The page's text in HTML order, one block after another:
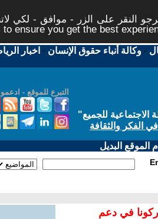
النقر على الزر - موافق - لكي
ensure you get the best
-وكالة أنباء حقوق الإنسان - اخبار
التبرع للموقع -
للجميع"
الفكر والثقافة
الموقع البديل
في دعم